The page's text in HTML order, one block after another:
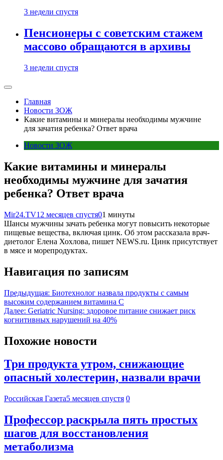
3 недели спустя
Пенсионеры с советским стажем
массово обращаются в архивы
3 недели спустя
Главная
Новости ЗОЖ
Какие витамины и минералы необходимы мужчине
для зачатия ребенка? Ответ врача
Новости ЗОЖ
Какие витамины и минералы
необходимы мужчине для зачатия
ребенка? Ответ врача
Mir24.TV12 месяцев спустя01 минуты
Шансы мужчины зачать ребенка могут повысить некоторые
пищевые вещества, включая цинк. Об этом рассказала врач-
диетолог Елена Хохлова, пишет NEWS.ru. Цинк присутствует
в мясе и морепродуктах.
Навигация по записям
Предыдущая: Биотехнолог назвала продукты с самым
высоким содержанием витамина С
Далее: Geriatric Nursing: здоровое питание снижает риск
когнитивных нарушений на 40%
Похожие новости
Три продукта утром, снижающие
опасный холестерин, назвали врачи
Российская Газета5 месяцев спустя 0
Профессор раскрыла пять простых
шагов для восстановления
метаболизма